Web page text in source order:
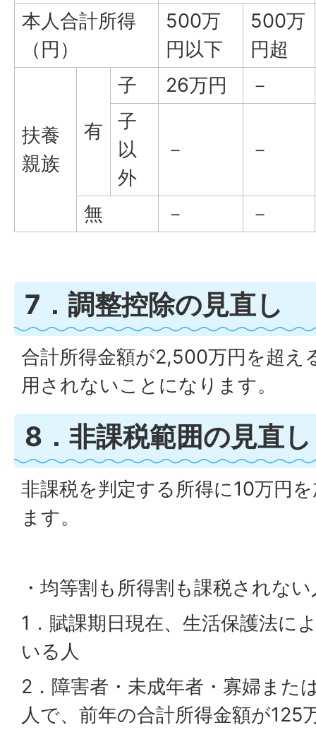
本人合計所得
（円）
500万
円以下
500万
円超
扶養
親族
有
子 26万円
－
子
以
外
－ －
無 － －
7．調整控除の見直し
合計所得金額が2,500万円を超え
用されないことになります。
8．非課税範囲の見直し
非課税を判定する所得に10万円
ます。
・均等割も所得割も課税されない
1．賦課期日現在、生活保護法に
いる人
2．障害者・未成年者・寡婦また
人で、前年の合計所得金額が125